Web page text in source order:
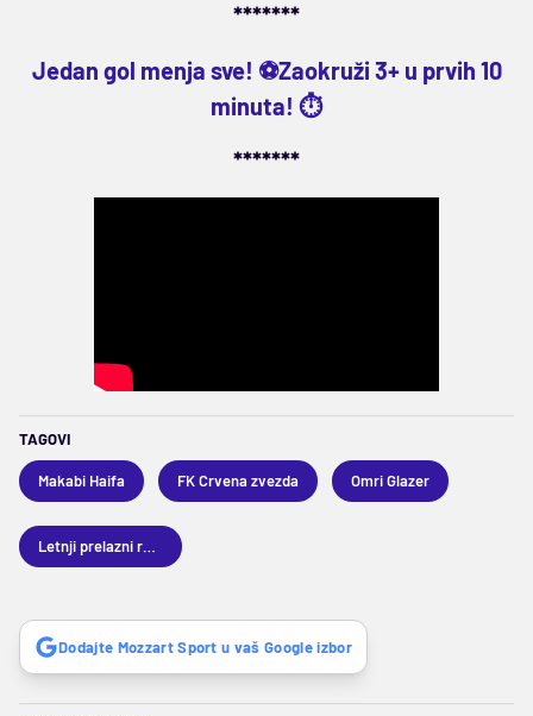
*******
Jedan gol menja sve! ⚽Zaokruži 3+ u prvih 10
minuta! ⏱️
*******
TAGOVI
Makabi Haifa FK Crvena zvezda Omri Glazer
Dodajte Mozzart Sport u vaš Google izbor